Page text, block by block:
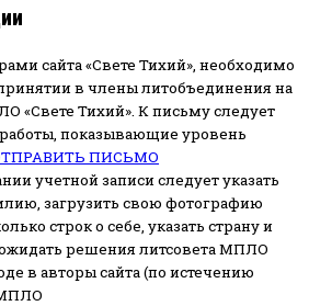
сайта «Свете Тихий», необходимо
в члены литобъединения на
«Свете Тихий». К письму следует
показывающие уровень
ПИСЬМО
учетной записи следует указать
загрузить свою фотографию
строк о себе, указать страну и
решения литсовета МПЛО
в авторы сайта (по истечению